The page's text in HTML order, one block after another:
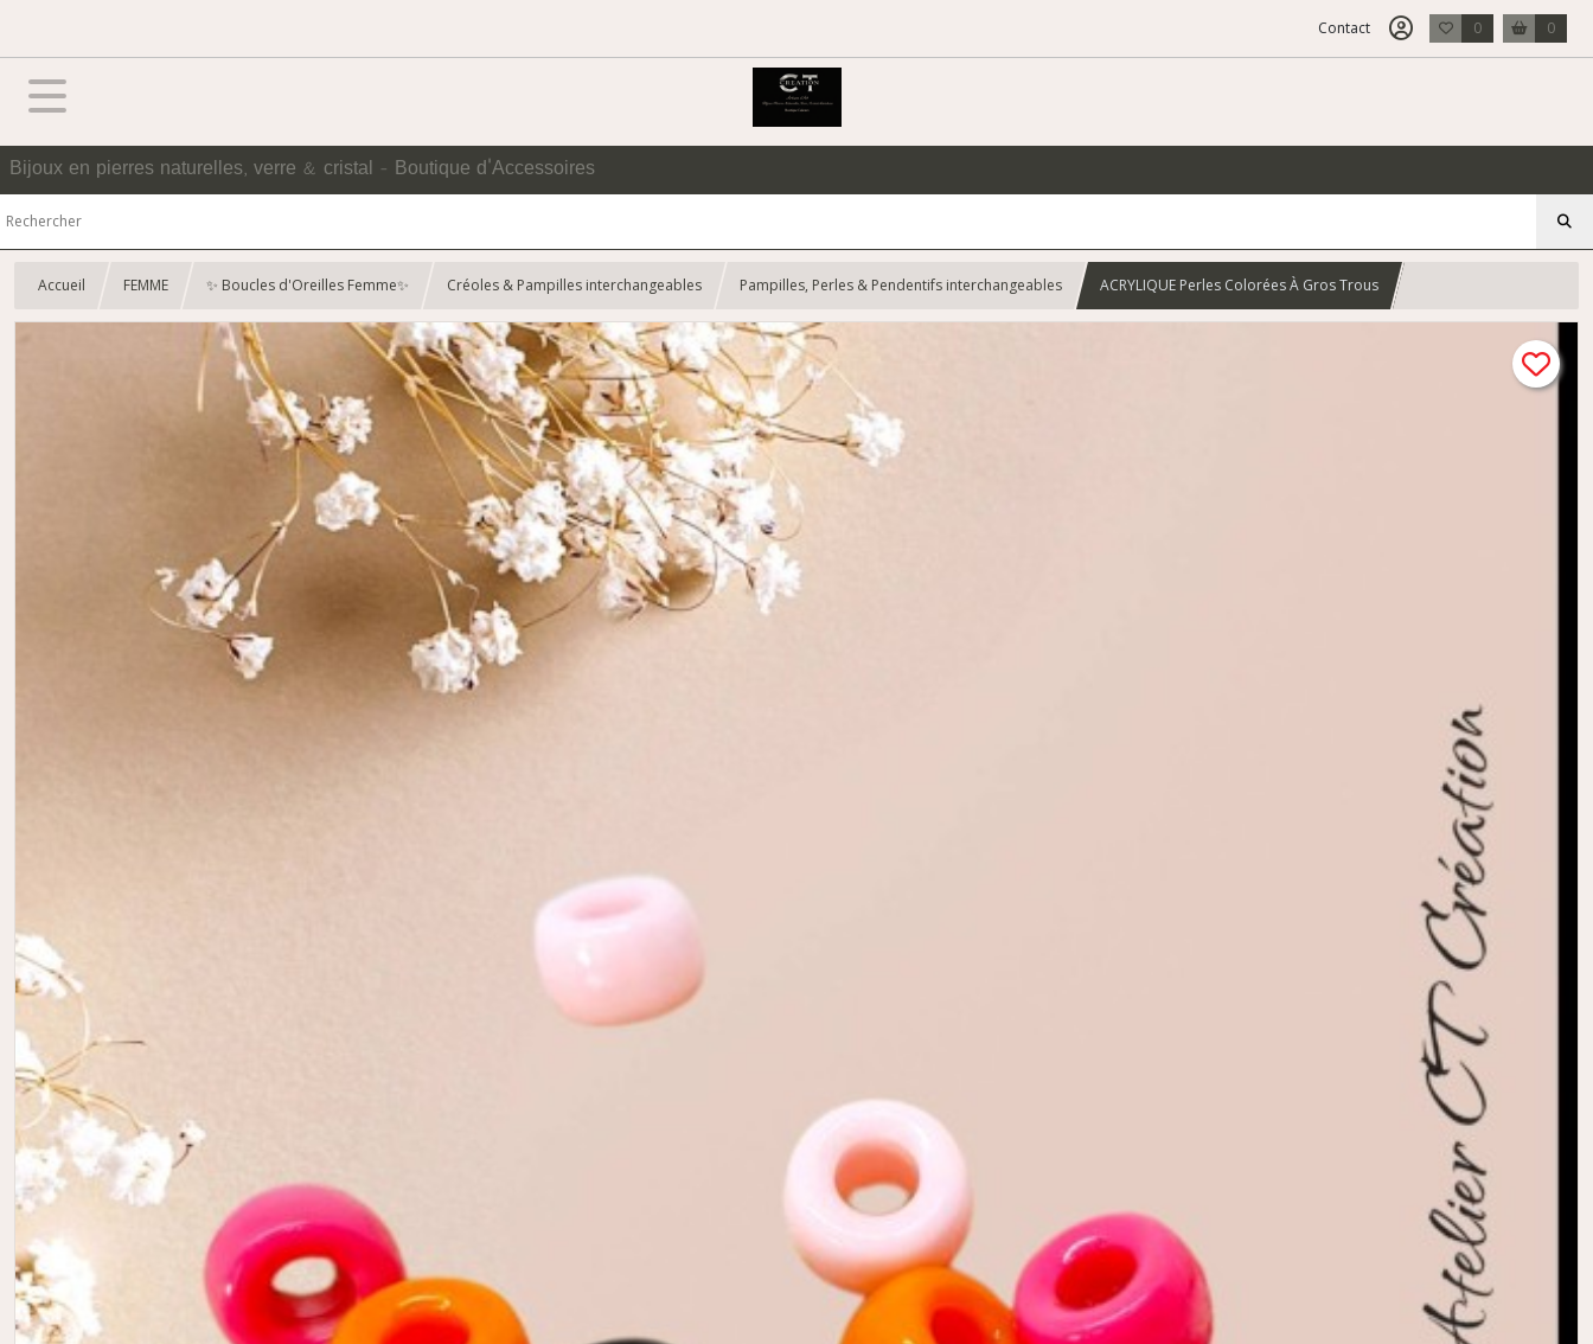
Contact 0 0
Bijoux en pierres naturelles, verre & cristal - Boutique d'Accessoires
Accueil FEMME ✨ Boucles d'Oreilles Femme✨ Créoles & Pampilles interchangeables Pampilles, Perles & Pendentifs interchangeables ACRYLIQUE Perles Colorées À Gros Trous